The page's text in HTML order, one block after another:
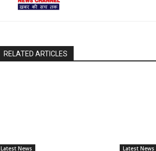
RELATED ARTICLES
Latest News Latest News